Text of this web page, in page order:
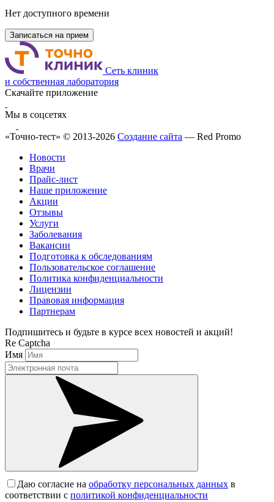
Нет доступного времени
Записаться на прием
Сеть клиник
и собственная лаборатория
Скачайте приложение
Мы в соцсетях
«Точно-тест» © 2013-2026 Создание сайта — Red Promo
Новости
Врачи
Прайс-лист
Наше приложение
Акции
Отзывы
Услуги
Заболевания
Вакансии
Подготовка к обследованиям
Пользовательское соглашение
Политика конфиденциальности
Лицензии
Правовая информация
Партнерам
Подпишитесь и будьте в курсе всех новостей и акций!
Re Captcha
Имя
Даю согласие на обработку персональных данных в
соответствии с политикой конфиденциальности